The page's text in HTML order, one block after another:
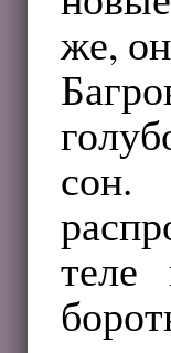
же,
сон.
теле